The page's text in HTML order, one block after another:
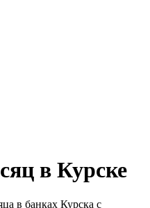
в Курске
в банках Курска с